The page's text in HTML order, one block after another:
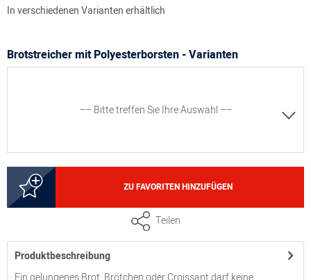
In verschiedenen Varianten erhältlich
Brotstreicher mit Polyesterborsten - Varianten
–– Bitte treffen Sie Ihre Auswahl ––
ZU FAVORITEN HINZUFÜGEN
Teilen
Produktbeschreibung